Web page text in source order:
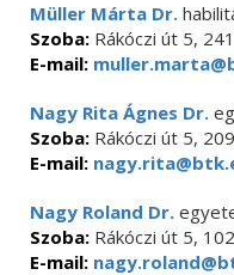
Müller Márta Dr.
Szoba: Rákóczi út 5, 241
E-mail:
Nagy Rita Ágnes Dr.
Szoba: Rákóczi út 5, 209
E-mail:
Nagy Roland Dr.
Szoba: Rákóczi út 5, 102
E-mail: